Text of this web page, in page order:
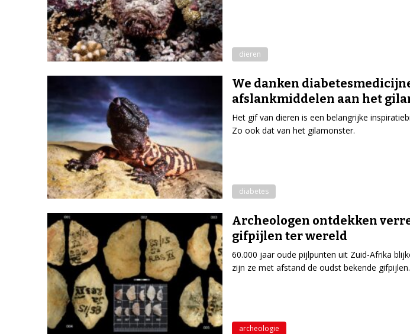
dieren
We danken
afslankmiddelen aan het
Het gif van dieren is een belangrijke
Zo ook dat van het gilamonster.
diabetes
Archeologen ontdekken
gifpijlen ter wereld
60.000 jaar oude pijlpunten uit Zuid-Afrika
zijn ze met afstand de oudst bekende gifpijlen.
archeologie